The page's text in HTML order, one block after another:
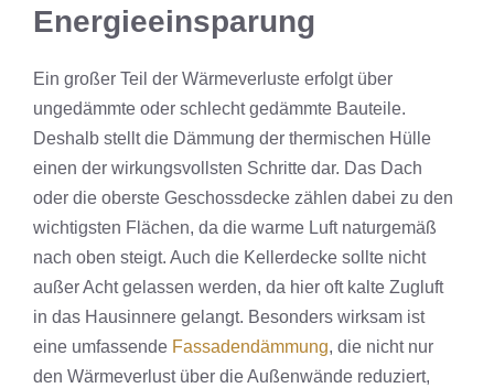
Energieeinsparung
Ein großer Teil der Wärmeverluste erfolgt über
ungedämmte oder schlecht gedämmte Bauteile.
Deshalb stellt die Dämmung der thermischen Hülle
einen der wirkungsvollsten Schritte dar. Das Dach
oder die oberste Geschossdecke zählen dabei zu den
wichtigsten Flächen, da die warme Luft naturgemäß
nach oben steigt. Auch die Kellerdecke sollte nicht
außer Acht gelassen werden, da hier oft kalte Zugluft
in das Hausinnere gelangt. Besonders wirksam ist
eine umfassende Fassadendämmung, die nicht nur
den Wärmeverlust über die Außenwände reduziert,